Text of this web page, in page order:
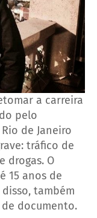
a carreira
pelo
de Janeiro
tráfico de
drogas. O
15 anos de
também
documento.